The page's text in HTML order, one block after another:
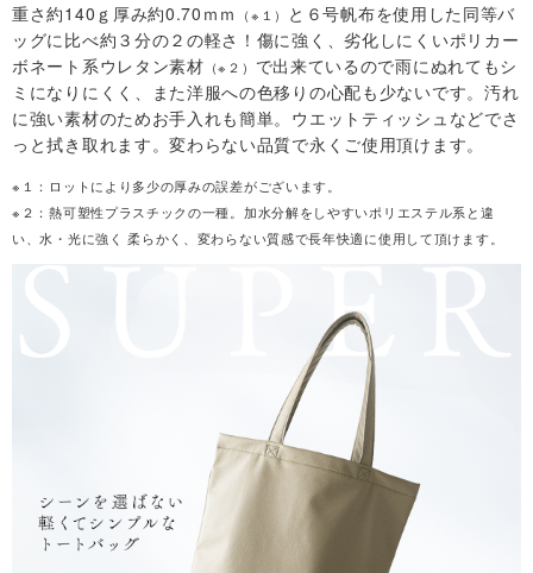
T
O
P
へ
戻
重さ約140ｇ厚み約0.70ｍｍ
（※１）
と６号帆布を使用した同等バ
ッグに比べ約３分の２の軽さ！傷に強く、劣化しにくいポリカー
ボネート系ウレタン素材 （※２） で出来ているので雨にぬれてもシ
ミになりにくく、また洋服への色移りの心配も少ないです。汚れ
に強い素材のためお手入れも簡単。ウエットティッシュなどでさ
っと拭き取れます。変わらない品質で永くご使用頂けます。
※１：ロットにより多少の厚みの誤差がございます。
※２：熱可塑性プラスチックの一種。加水分解をしやすいポリエステル系と違
い、水・光に強く 柔らかく、変わらない質感で長年快適に使用して頂けます。